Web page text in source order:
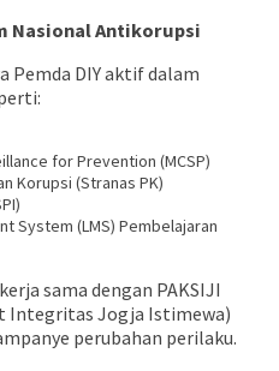
Nasional Antikorupsi
Pemda DIY aktif dalam
for Prevention (MCSP)
Korupsi (Stranas PK)
System (LMS) Pembelajaran
sama dengan PAKSIJI
Integritas Jogja Istimewa)
perubahan perilaku.